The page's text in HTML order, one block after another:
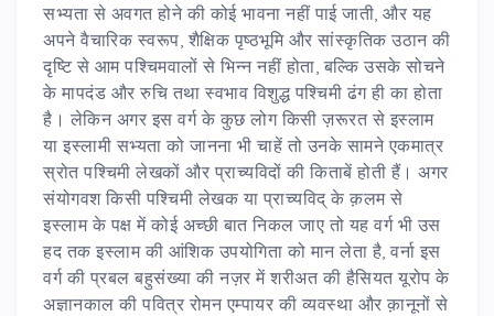
सभ्यता से अवगत होने की कोई भावना नहीं पाई जाती, और यह
अपने वैचारिक स्वरूप, शैक्षिक पृष्ठभूमि और सांस्कृतिक उठान की
दृष्टि से आम पश्चिमवालों से भिन्न नहीं होता, बल्कि उसके सोचने
के मापदंड और रुचि तथा स्वभाव विशुद्ध पश्चिमी ढंग ही का होता
है। लेकिन अगर इस वर्ग के कुछ लोग किसी ज़रूरत से इस्लाम
या इस्लामी सभ्यता को जानना भी चाहें तो उनके सामने एकमात्र
स्रोत पश्चिमी लेखकों और प्राच्यविदों की किताबें होती हैं। अगर
संयोगवश किसी पश्चिमी लेखक या प्राच्यविद् के क़लम से
इस्लाम के पक्ष में कोई अच्छी बात निकल जाए तो यह वर्ग भी उस
हद तक इस्लाम की आंशिक उपयोगिता को मान लेता है, वर्ना इस
वर्ग की प्रबल बहुसंख्या की नज़र में शरीअत की हैसियत यूरोप के
अज्ञानकाल की पवित्र रोमन एम्पायर की व्यवस्था और क़ानूनों से